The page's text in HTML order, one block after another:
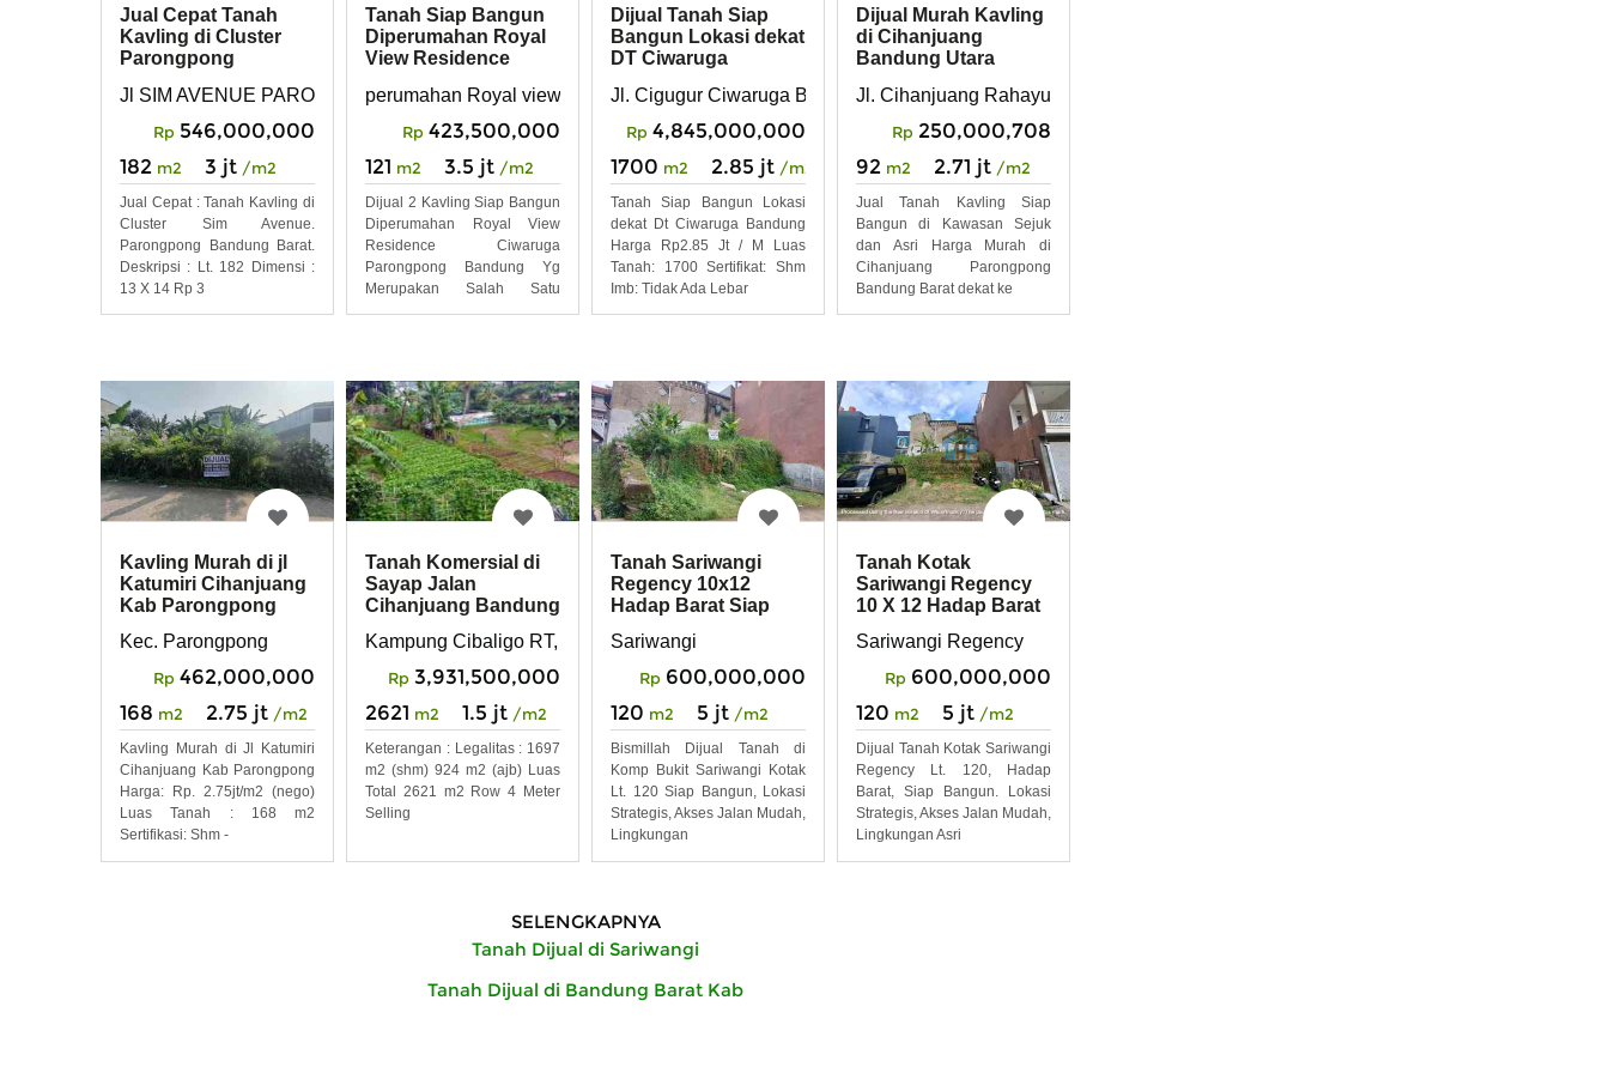
Jual Cepat Tanah
Kavling di Cluster
Parongpong
Jl SIM AVENUE PARONGPONG BANDUNG BARAT
Rp 546,000,000
182 m2 3 jt /m2
Jual Cepat : Tanah Kavling di
Cluster Sim Avenue.
Parongpong Bandung Barat.
Deskripsi : Lt. 182 Dimensi :
13 X 14 Rp 3
Tanah Siap Bangun
Diperumahan Royal
View Residence
Parongpong
perumahan Royal view residence ciwaruga parongpong bandung
Rp 423,500,000
121 m2 3.5 jt /m2
Dijual 2 Kavling Siap Bangun
Diperumahan Royal View
Residence Ciwaruga
Parongpong Bandung Yg
Merupakan Salah Satu
Dijual Tanah Siap
Bangun Lokasi dekat
DT Ciwaruga
Jl. Cigugur Ciwaruga Bandung
Rp 4,845,000,000
1700 m2 2.85 jt /m2
Tanah Siap Bangun Lokasi
dekat Dt Ciwaruga Bandung
Harga Rp2.85 Jt / M Luas
Tanah: 1700 Sertifikat: Shm
Imb: Tidak Ada Lebar
Dijual Murah Kavling
di Cihanjuang
Bandung Utara
Jl. Cihanjuang Rahayu KBB Cvimahi
Rp 250,000,708
92 m2 2.71 jt /m2
Jual Tanah Kavling Siap
Bangun di Kawasan Sejuk
dan Asri Harga Murah di
Cihanjuang Parongpong
Bandung Barat dekat ke
Kavling Murah di jl
Katumiri Cihanjuang
Kab Parongpong
Kec. Parongpong
Rp 462,000,000
168 m2 2.75 jt /m2
Kavling Murah di Jl Katumiri
Cihanjuang Kab Parongpong
Harga: Rp. 2.75jt/m2 (nego)
Luas Tanah : 168 m2
Sertifikasi: Shm -
Tanah Komersial di
Sayap Jalan
Cihanjuang Bandung
Kampung Cibaligo RT, 002, RW002, Cihanjuang, Parongpong
Rp 3,931,500,000
2621 m2 1.5 jt /m2
Keterangan : Legalitas : 1697
m2 (shm) 924 m2 (ajb) Luas
Total 2621 m2 Row 4 Meter
Selling
Tanah Sariwangi
Regency 10x12
Hadap Barat Siap
Sariwangi
Rp 600,000,000
120 m2 5 jt /m2
Bismillah Dijual Tanah di
Komp Bukit Sariwangi Kotak
Lt. 120 Siap Bangun, Lokasi
Strategis, Akses Jalan Mudah,
Lingkungan
Tanah Kotak
Sariwangi Regency
10 X 12 Hadap Barat
Sariwangi Regency
Rp 600,000,000
120 m2 5 jt /m2
Dijual Tanah Kotak Sariwangi
Regency Lt. 120, Hadap
Barat, Siap Bangun. Lokasi
Strategis, Akses Jalan Mudah,
Lingkungan Asri
SELENGKAPNYA
Tanah Dijual di Sariwangi
Tanah Dijual di Bandung Barat Kab